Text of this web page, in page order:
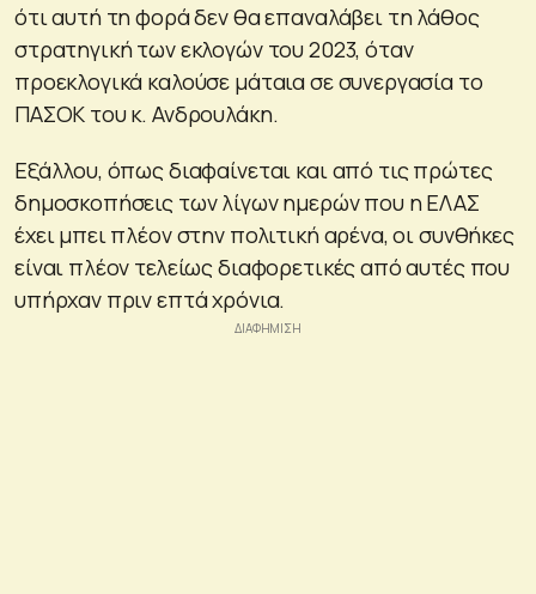
ότι αυτή τη φορά δεν θα επαναλάβει τη λάθος
στρατηγική των εκλογών του 2023, όταν
προεκλογικά καλούσε μάταια σε συνεργασία το
ΠΑΣΟΚ του κ. Ανδρουλάκη.
Εξάλλου, όπως διαφαίνεται και από τις πρώτες
δημοσκοπήσεις των λίγων ημερών που η ΕΛΑΣ
έχει μπει πλέον στην πολιτική αρένα, οι συνθήκες
είναι πλέον τελείως διαφορετικές από αυτές που
υπήρχαν πριν επτά χρόνια.